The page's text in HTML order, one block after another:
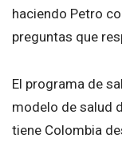
haciendo Petro
preguntas que
El programa de
modelo de salud
tiene Colombia